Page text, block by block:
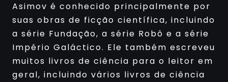
Asimov é conhecido principalmente por
suas obras de ficção científica, incluindo
a série Fundação, a série Robô e a série
Império Galáctico. Ele também escreveu
muitos livros de ciência para o leitor em
geral, incluindo vários livros de ciência